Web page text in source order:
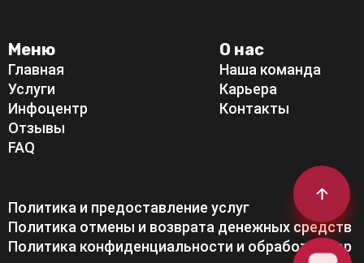
Меню
Главная
Услуги
Инфоцентр
Отзывы
FAQ
О нас
Наша команда
Карьера
Контакты
Политика и предоставление услуг
Политика отмены и возврата денежных средств
Политика конфиденциальности и обработки пер